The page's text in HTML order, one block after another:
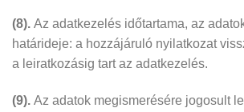
(8). Az adatkezelés időtartama, az
határideje: a hozzájáruló nyilatkozat
a leiratkozásig tart az adatkezelés.
(9). Az adatok megismerésére jogosult